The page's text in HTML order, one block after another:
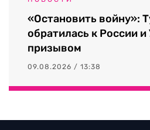
«Остановить войну»:
обратилась к России и
призывом
09.08.2026 / 13:38